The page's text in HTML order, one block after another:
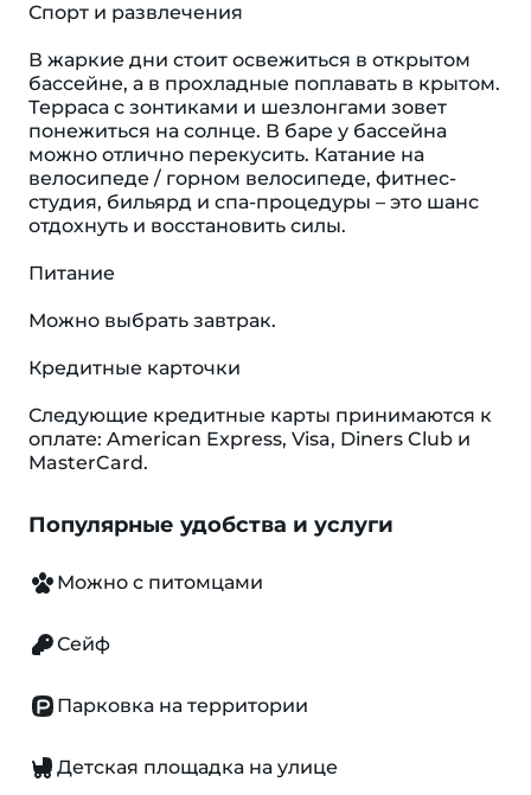
Спорт и развлечения
В жаркие дни стоит освежиться в открытом
бассейне, а в прохладные поплавать в крытом.
Терраса с зонтиками и шезлонгами зовет
понежиться на солнце. В баре у бассейна
можно отлично перекусить. Катание на
велосипеде / горном велосипеде, фитнес-
студия, бильярд и спа-процедуры – это шанс
отдохнуть и восстановить силы.
Питание
Можно выбрать завтрак.
Кредитные карточки
Следующие кредитные карты принимаются к
оплате: American Express, Visa, Diners Club и
MasterCard.
Популярные удобства и услуги
Можно с питомцами
Сейф
Парковка на территории
Детская площадка на улице